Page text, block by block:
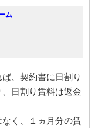
ム
、契約書に日割り
日割り賃料は返金
く、１ヵ月分の賃